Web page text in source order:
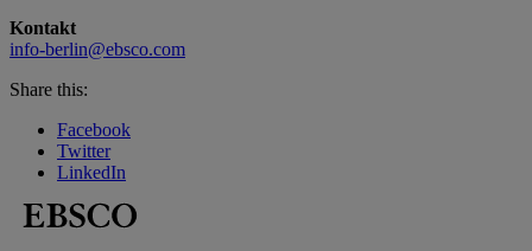
Kontakt
info-berlin@ebsco.com
Share this:
Facebook
Twitter
LinkedIn